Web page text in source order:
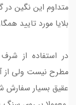
متداوم این نگین
بلایا مورد تایید
در استفاده از
مطرح نیست ولی از
عقیق بسیار